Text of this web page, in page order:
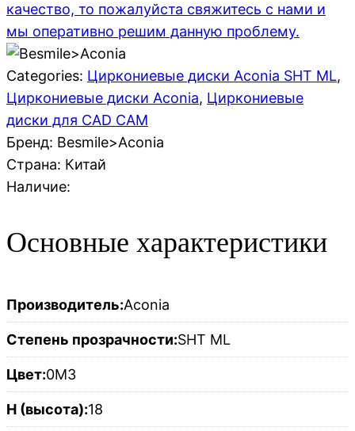
качество, то пожалуйста свяжитесь с нами и
мы оперативно решим данную проблему.
Categories: Циркониевые диски Aconia SHT ML,
Циркониевые диски Aconia, Циркониевые
диски для CAD CAM
Бренд: Besmile>Aconia
Страна: Китай
Наличие:
Основные характеристики
Производитель:Aconia
Степень прозрачности:SHT ML
Цвет:0M3
H (высота):18